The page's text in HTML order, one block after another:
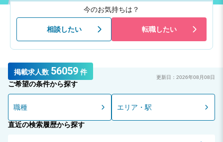
今のお気持ちは？
相談したい 転職したい
掲載求人数 56059 件
更新日：2026年08月08日
ご希望の条件から探す
職種 エリア・駅
直近の検索履歴から探す